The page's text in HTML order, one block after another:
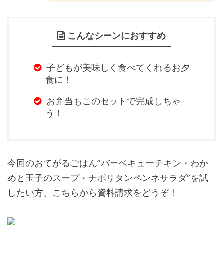
こんなシーンにおすすめ
子どもが美味しく食べてくれるお夕
食に！
お弁当もこのセットで完成しちゃ
う！
今回のおてがるごはん”バーベキューチキン・わか
めと玉子のスープ・ナポリタンペンネサラダ”を試
したい方、こちらから資料請求をどうぞ！